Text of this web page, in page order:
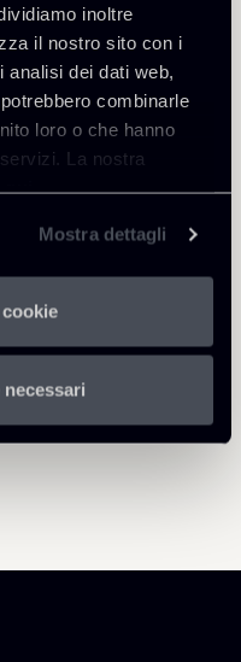
inoltre
il nostro sito con i
analisi dei dati web,
combinarle
loro o che hanno
La nostra
qui.
Mostra dettagli
294 Kb
Insights